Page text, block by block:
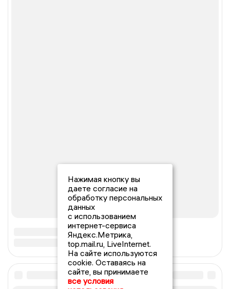
Нажимая кнопку вы
даете согласие на
обработку персональных
данных
с использованием
интернет-сервиса
Яндекс.Метрика,
top.mail.ru, LiveInternet.
На сайте используются
cookie. Оставаясь на
сайте, вы принимаете
все условия